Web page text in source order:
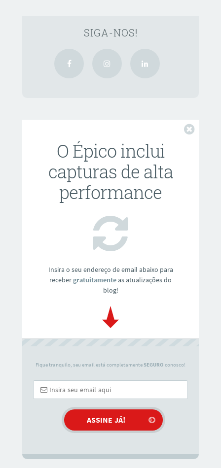
SIGA-NOS!
O Épico inclui
capturas de alta
performance
Insira o seu endereço de email abaixo para
recebergratuitamenteas atualizações do
blog!
Fique tranquilo, seu email está completamente SEGURO conosco!